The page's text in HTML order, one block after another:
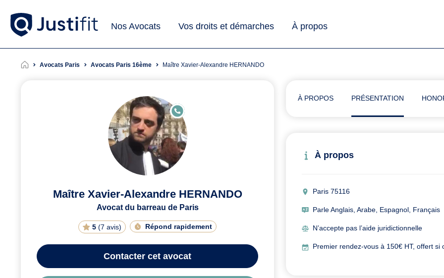
Nos Avocats Vos droits et démarches À propos
Avocats Paris Avocats Paris 16ème Maître Xavier-Alexandre HERNANDO
E
N
LI
G
N
E
Maître Xavier-Alexandre HERNANDO
Avocat du barreau de Paris
5(7 avis) Répond rapidement
Contacter cet avocat
À PROPOS PRÉSENTATION
À propos
Paris 75116
Parle Anglais, Arabe, Espagnol, Français
N’accepte pas l’aide juridictionnelle
Premier rendez-vous à 150€ HT, offert si